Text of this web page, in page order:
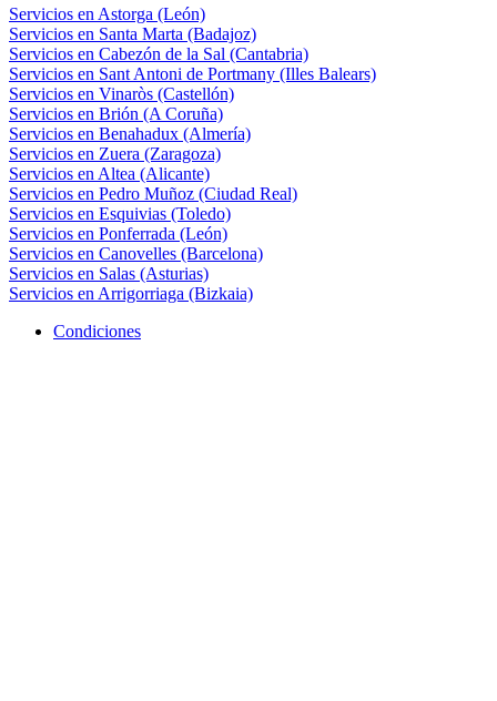
Servicios en Astorga (León)
Servicios en Santa Marta (Badajoz)
Servicios en Cabezón de la Sal (Cantabria)
Servicios en Sant Antoni de Portmany (Illes Balears)
Servicios en Vinaròs (Castellón)
Servicios en Brión (A Coruña)
Servicios en Benahadux (Almería)
Servicios en Zuera (Zaragoza)
Servicios en Altea (Alicante)
Servicios en Pedro Muñoz (Ciudad Real)
Servicios en Esquivias (Toledo)
Servicios en Ponferrada (León)
Servicios en Canovelles (Barcelona)
Servicios en Salas (Asturias)
Servicios en Arrigorriaga (Bizkaia)
Condiciones